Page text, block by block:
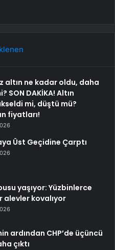
altın ne kadar oldu, daha
SON DAKİKA! Altın
mi, düştü mü?
fiyatları!
Üst Geçidine Çarptı
yaşıyor: Yüzbinlerce
alevler kovalıyor
ardından CHP’de üçüncü
çıktı